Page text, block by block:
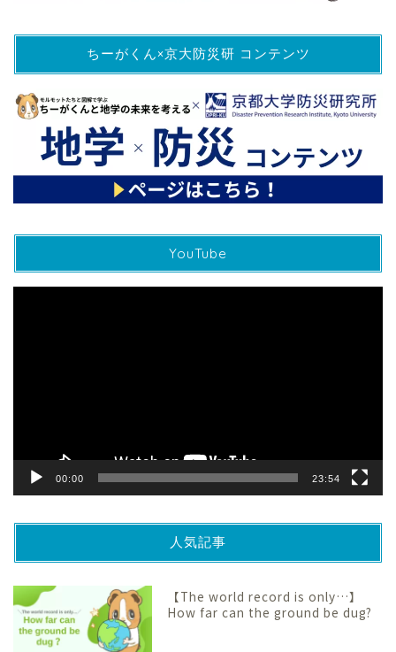
ちーがくん×京大防災研 コンテンツ
YouTube
00:00 23:54
人気記事
【The world record is only…】
How far can the ground be dug?